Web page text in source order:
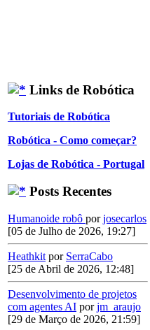
Links de Robótica
Tutoriais de Robótica
Robótica - Como começar?
Lojas de Robótica - Portugal
Posts Recentes
Humanoide robô porjosecarlos
[05 de Julho de 2026, 19:27]
Heathkit por SerraCabo
[25 de Abril de 2026, 12:48]
Desenvolvimento de projetos
com agentes AI porjm_araujo
[29 de Março de 2026, 21:59]